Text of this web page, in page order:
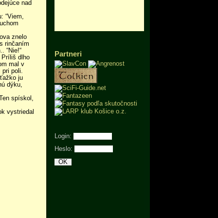
nad
“Viem,
znelo
rinčaním
“Nie!“
Príliš dlho
mal v
pri poli.
ju
dýku,
spískol,
vystriedal
Partneri
Login:
Heslo: